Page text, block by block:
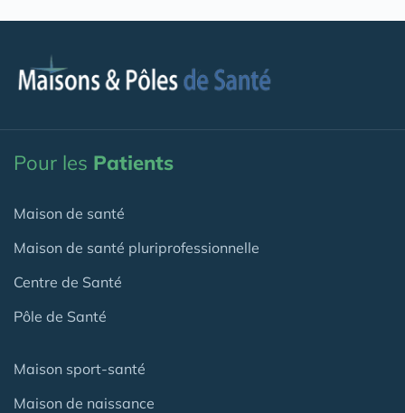
Pour les Patients
Maison de santé
Maison de santé pluriprofessionnelle
Centre de Santé
Pôle de Santé
Maison sport-santé
Maison de naissance